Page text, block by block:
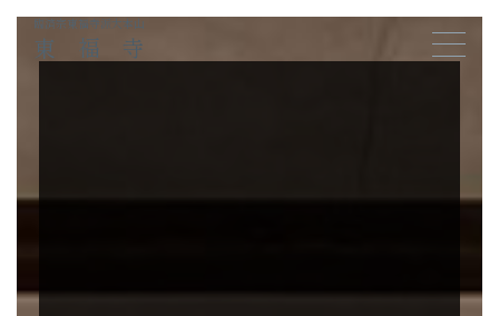
臨済宗東福寺派大本山
東福寺